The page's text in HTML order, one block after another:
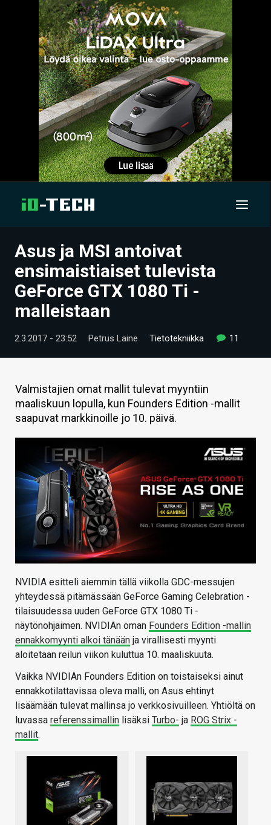
UUTISET
ARTIKKELIT
VIDEOT
TECHBBS
HINTA.FI
KAUPPA
VAIHDA TEEMA
HAKU
Asus ja MSI antoivat
ensimaistiaiset tulevista
GeForce GTX 1080 Ti -
malleistaan
2.3.2017 - 23:52 Petrus Laine Tietotekniikka 11
Valmistajien omat mallit tulevat myyntiin
maaliskuun lopulla, kun Founders Edition -mallit
saapuvat markkinoille jo 10. päivä.
NVIDIA esitteli aiemmin tällä viikolla GDC-messujen
yhteydessä pitämässään GeForce Gaming Celebration -
tilaisuudessa uuden GeForce GTX 1080 Ti -
näytönohjaimen. NVIDIAn oman Founders Edition -mallin
ennakkomyynti alkoi tänään ja virallisesti myynti
aloitetaan reilun viikon kuluttua 10. maaliskuuta.
Vaikka NVIDIAn Founders Edition on toistaiseksi ainut
ennakkotilattavissa oleva malli, on Asus ehtinyt
lisäämään tulevat mallinsa jo verkkosivuilleen. Yhtiöltä on
luvassa referenssimallin lisäksi Turbo- ja ROG Strix -
mallit.